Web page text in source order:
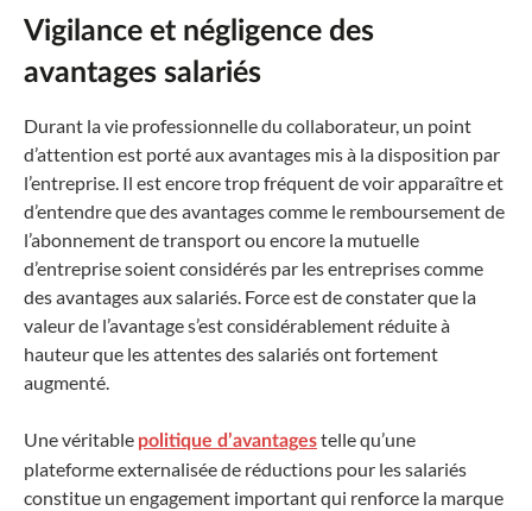
Vigilance et négligence des
avantages salariés
Durant la vie professionnelle du collaborateur, un point
d’attention est porté aux avantages mis à la disposition par
l’entreprise. Il est encore trop fréquent de voir apparaître et
d’entendre que des avantages comme le remboursement de
l’abonnement de transport ou encore la mutuelle
d’entreprise soient considérés par les entreprises comme
des avantages aux salariés. Force est de constater que la
valeur de l’avantage s’est considérablement réduite à
hauteur que les attentes des salariés ont fortement
augmenté.
Une véritable politique d’avantagestelle qu’une
plateforme externalisée de réductions pour les salariés
constitue un engagement important qui renforce la marque